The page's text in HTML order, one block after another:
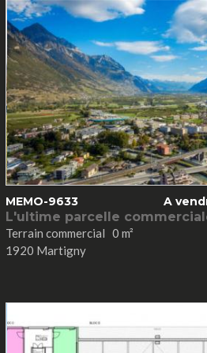
MEMO-9633 A
L'ultime parcelle
Terrain commercial 0 m²
1920 Martigny